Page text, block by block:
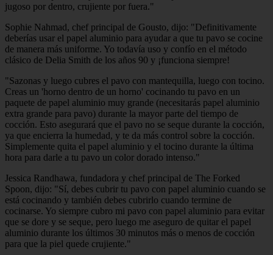
jugoso por dentro, crujiente por fuera."
Sophie Nahmad, chef principal de Gousto, dijo: "Definitivamente
deberías usar el papel aluminio para ayudar a que tu pavo se cocine
de manera más uniforme. Yo todavía uso y confío en el método
clásico de Delia Smith de los años 90 y ¡funciona siempre!
"Sazonas y luego cubres el pavo con mantequilla, luego con tocino.
Creas un 'horno dentro de un horno' cocinando tu pavo en un
paquete de papel aluminio muy grande (necesitarás papel aluminio
extra grande para pavo) durante la mayor parte del tiempo de
cocción. Esto asegurará que el pavo no se seque durante la cocción,
ya que encierra la humedad, y te da más control sobre la cocción.
Simplemente quita el papel aluminio y el tocino durante la última
hora para darle a tu pavo un color dorado intenso."
Jessica Randhawa, fundadora y chef principal de The Forked
Spoon, dijo: "Sí, debes cubrir tu pavo con papel aluminio cuando se
está cocinando y también debes cubrirlo cuando termine de
cocinarse. Yo siempre cubro mi pavo con papel aluminio para evitar
que se dore y se seque, pero luego me aseguro de quitar el papel
aluminio durante los últimos 30 minutos más o menos de cocción
para que la piel quede crujiente."